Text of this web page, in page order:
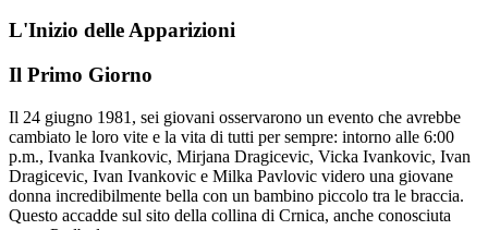
L'Inizio delle Apparizioni
Il Primo Giorno
Il 24 giugno 1981, sei giovani osservarono un evento che avrebbe
cambiato le loro vite e la vita di tutti per sempre: intorno alle 6:00
p.m., Ivanka Ivankovic, Mirjana Dragicevic, Vicka Ivankovic, Ivan
Dragicevic, Ivan Ivankovic e Milka Pavlovic videro una giovane
donna incredibilmente bella con un bambino piccolo tra le braccia.
Questo accadde sul sito della collina di Crnica, anche conosciuta